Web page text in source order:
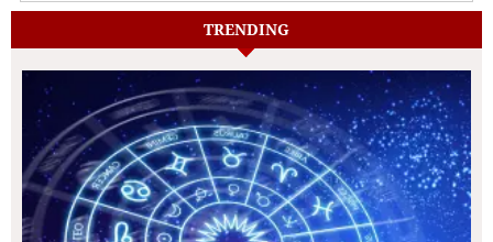
TRENDING